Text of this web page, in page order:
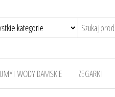
I WODY DAMSKIE ZEGARKI